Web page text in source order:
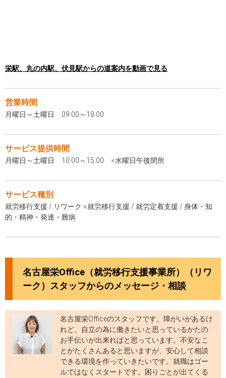
栄駅、丸の内駅、伏見駅からの道案内を動画で見る
営業時間
月曜日～土曜日 09:00～18:00
サービス提供時間
月曜日～土曜日 10:00～15:00 ※水曜日午後閉所
サービス種別
就労移行支援 / リワーク ※就労移行支援 / 就労定着支援 / 身体・知
的・精神・発達・難病
名古屋栄Office（就労移行支援事業所）（リワ
ーク）スタッフからのメッセージ・相談
名古屋栄Officeのスタッフです。障がいがあるけ
れど、自立の為に働きたいと思っているかたの
お手伝いが出来ればと思っています。不安なこ
とがたくさんあると思いますが、安心して相談
できる環境を作っていきたいです。就職はゴー
ルではなくスタートです。困りごとが出てくる